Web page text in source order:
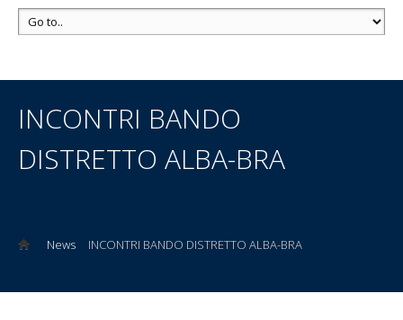
INCONTRI BANDO
DISTRETTO ALBA-BRA
News INCONTRI BANDO DISTRETTO ALBA-BRA